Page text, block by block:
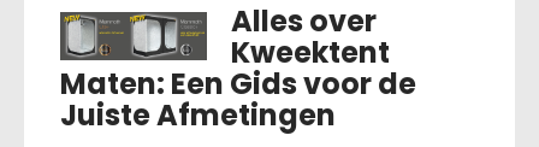
Alles over
Kweektent
Maten: Een Gids voor de
Juiste Afmetingen